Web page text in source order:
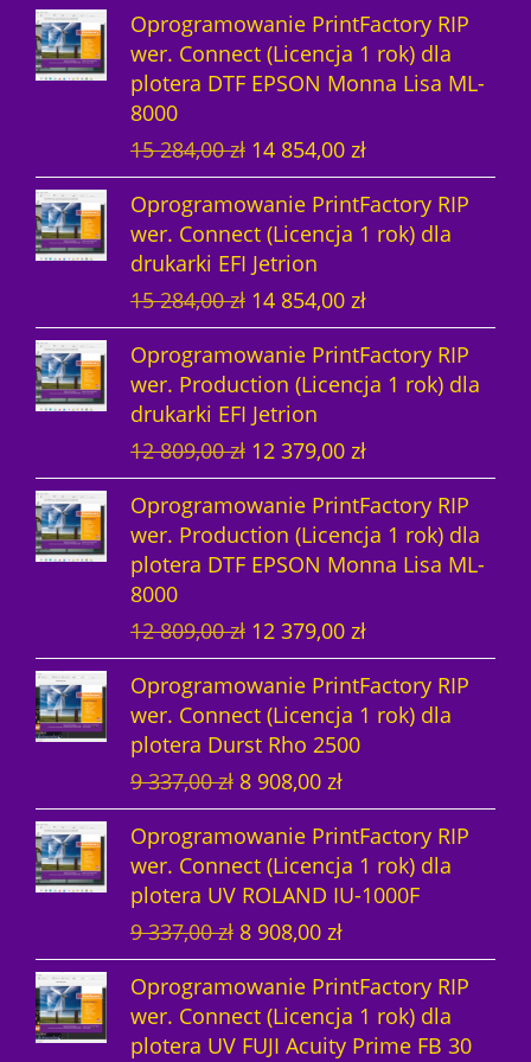
w ó
w
t
ó
w
k
t
Oprogramowanie PrintFactory RIP
wer. Connect (Licencja 1 rok) dla
plotera DTF EPSON Monna Lisa ML-
8000
15 284,00zł P
i
e
r
w
o
t
n
a
c
e
n
a
w
y
o
i
:
1
5
2
8
4
,
0
0
14 854,00 złA
k
t
u
l
n
a
c
n
a
w
y
n
i
:
5
4
,
z
ł
Oprogramowanie PrintFactory RIP
wer. Connect (Licencja 1 rok) dla
drukarki EFI Jetrion
15 284,00zł P
i
e
r
w
o
t
n
a
c
n
a
w
y
n
o
i
ł
:
1
5
2
14 854,00 złA
k
t
u
l
n
a
c
e
a
w
y
n
i
:
1
5
4
,
Oprogramowanie PrintFactory RIP
wer. Production (Licencja 1 rok) dla
drukarki EFI Jetrion
12 809,00zł P
i
e
r
w
t
n
a
c
e
n
a
w
y
n
o
i
ł
12 379,00 złA
k
t
u
a
n
a
c
e
w
y
n
o
i
:
1
Oprogramowanie PrintFactory RIP
wer. Production (Licencja 1 rok) dla
plotera DTF EPSON Monna Lisa ML-
8000
12 809,00zł P
i
e
r
w
o
t
n
a
c
e
n
a
w
12 379,00 złA
k
t
u
n
a
c
e
a
w
y
Oprogramowanie PrintFactory RIP
wer. Connect (Licencja 1 rok) dla
plotera Durst Rho 2500
9 337,00zł P
i
e
r
w
o
t
n
a
8 908,00 złA
k
t
u
a
l
n
a
c
Oprogramowanie PrintFactory RIP
wer. Connect (Licencja 1 rok) dla
plotera UV ROLAND IU-1000F
9 337,00zł P
i
e
r
w
8 908,00 złA
k
t
u
a
Oprogramowanie PrintFactory RIP
wer. Connect (Licencja 1 rok) dla
plotera UV FUJI Acuity Prime FB 30